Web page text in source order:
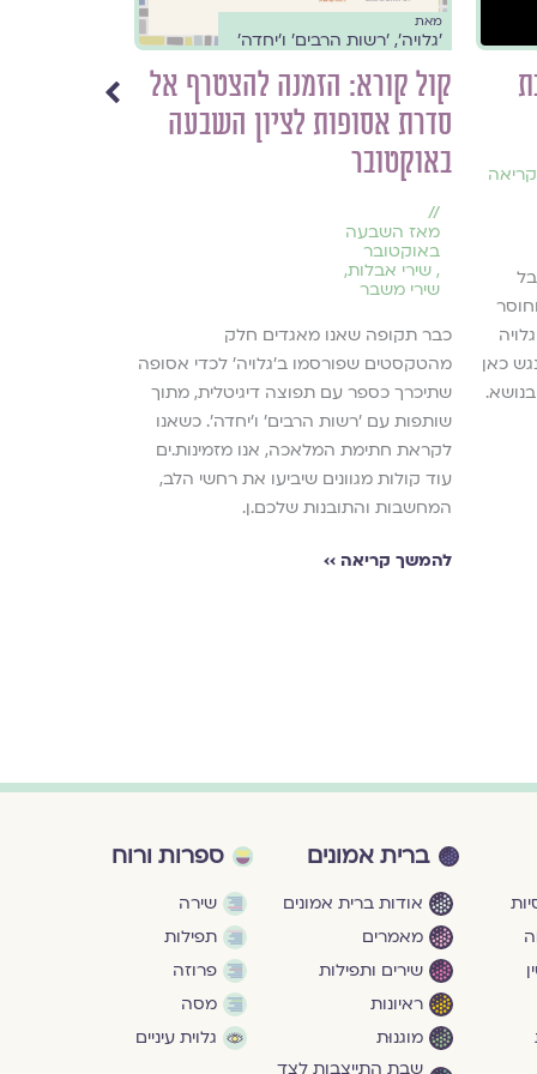
כאן
מאת
׳גלויה׳, ׳רשות הרבים׳ ו׳יחדה׳
קול קורא: הזמנה להצטרף אל
סדרת אסופות לציון השבעה
באוקטובר
//
מאז השבעה
באוקטובר
, שירי אבלות,
שירי משבר
כבר תקופה שאנו מאגדים חלק
מהטקסטים שפורסמו ב׳גלויה׳ לכדי אסופה
שתיכרך כספר עם תפוצה דיגיטלית, מתוך
שותפות עם ׳רשות הרבים׳ ו׳יחדה׳. כשאנו
לקראת חתימת המלאכה, אנו מזמינות.ים
עוד קולות מגוונים שיביעו את רחשי הלב,
המחשבות והתובנות שלכם.ן.
להמשך קריאה ››
על
ברית אמונים
אודות ברית אמונים
מאמרים
שירים ותפילות
ראיונות
מוגנוּת
שבת התייצבות לצד
ספרות ורוח
שירה
תפילות
פרוזה
מסה
גלוית עיניים